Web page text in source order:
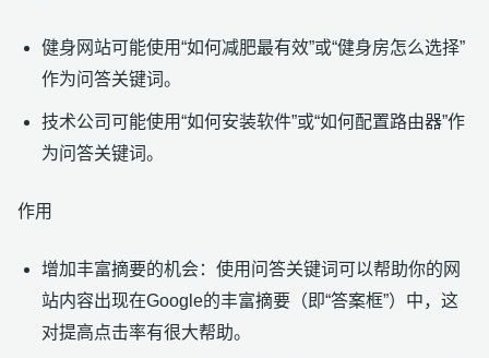
健身网站可能使用“如何减肥最有效”或“健身房怎么选择”
作为问答关键词。
技术公司可能使用“如何安装软件”或“如何配置路由器”作
为问答关键词。
作用
增加丰富摘要的机会：使用问答关键词可以帮助你的网
站内容出现在Google的丰富摘要（即“答案框”）中，这
对提高点击率有很大帮助。